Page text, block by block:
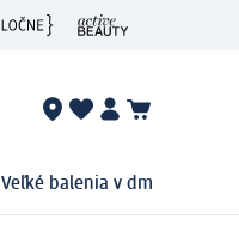
Veľké balenia v dm